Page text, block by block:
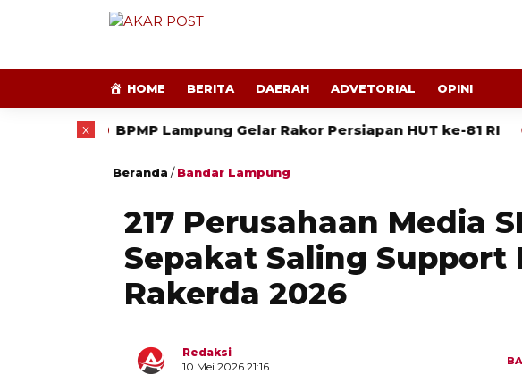
HOME BERITA DAERAH ADVETORIAL OPINI
BPMP Lampung Gelar Rakor Persiapan HUT ke-81 RI SMSI
Beranda /Bandar Lampung
217 Perusahaan Media
Sepakat Saling Support
Rakerda 2026
Redaksi
10 Mei 2026 21:16
x